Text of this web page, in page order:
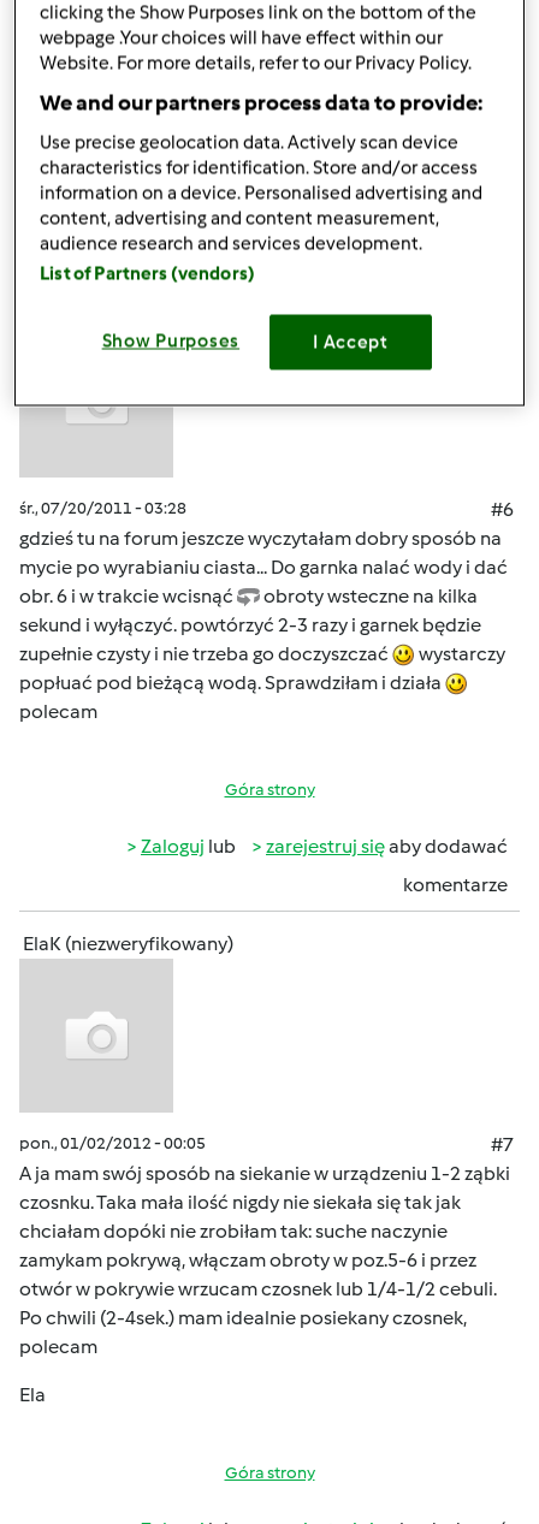
wt., 07/19/2011 - 20:16
Wypróbowałam tę metodę. Jest rzeczywiście świetna.
Dziękuję.
Góra strony
Zalogujlub zarejestruj sięaby dodawać
komentarze
śr., 07/20/2011 - 03:28
#6
gdzieś tu na forum jeszcze wyczytałam dobry sposób na
mycie po wyrabianiu ciasta... Do garnka nalać wody i dać
obr. 6 i w trakcie wcisnąć
obroty wsteczne na kilka
sekund i wyłączyć. powtórzyć 2-3 razy i garnek będzie
zupełnie czysty i nie trzeba go doczyszczać
wystarczy
popłuać pod bieżącą wodą. Sprawdziłam i działa
polecam
Góra strony
Zaloguj lub zarejestruj sięaby dodawać
komentarze
ElaK (niezweryfikowany)
pon., 01/02/2012 - 00:05
#7
A ja mam swój sposób na siekanie w urządzeniu 1-2 ząbki
czosnku. Taka mała ilość nigdy nie siekała się tak jak
chciałam dopóki nie zrobiłam tak: suche naczynie
zamykam pokrywą, włączam obroty w poz.5-6 i przez
otwór w pokrywie wrzucam czosnek lub 1/4-1/2 cebuli.
Po chwili (2-4sek.) mam idealnie posiekany czosnek,
polecam
Ela
Góra strony
clicking the Show Purposes link on the bottom of the
webpage .Your choices will have effect within our
Website. For more details, refer to our Privacy Policy.
We and our partners process data to provide:
Use precise geolocation data. Actively scan device
characteristics for identification. Store and/or access
information on a device. Personalised advertising and
content, advertising and content measurement,
audience research and services development.
List of Partners (vendors)
Show Purposes I Accept